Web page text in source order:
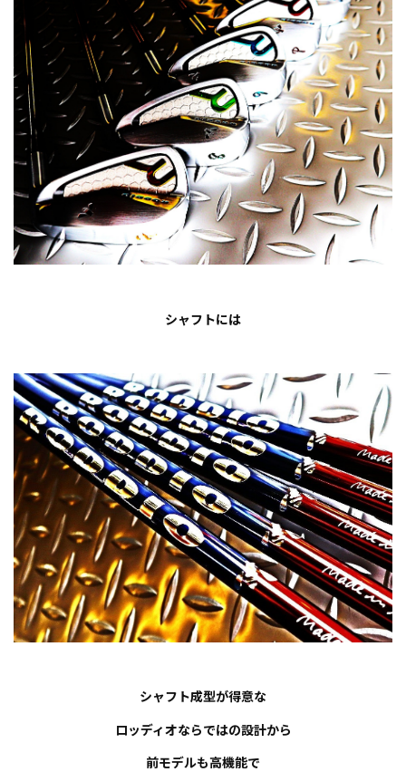
シャフトには
シャフト成型が得意な
ロッディオならではの設計から
前モデルも高機能で